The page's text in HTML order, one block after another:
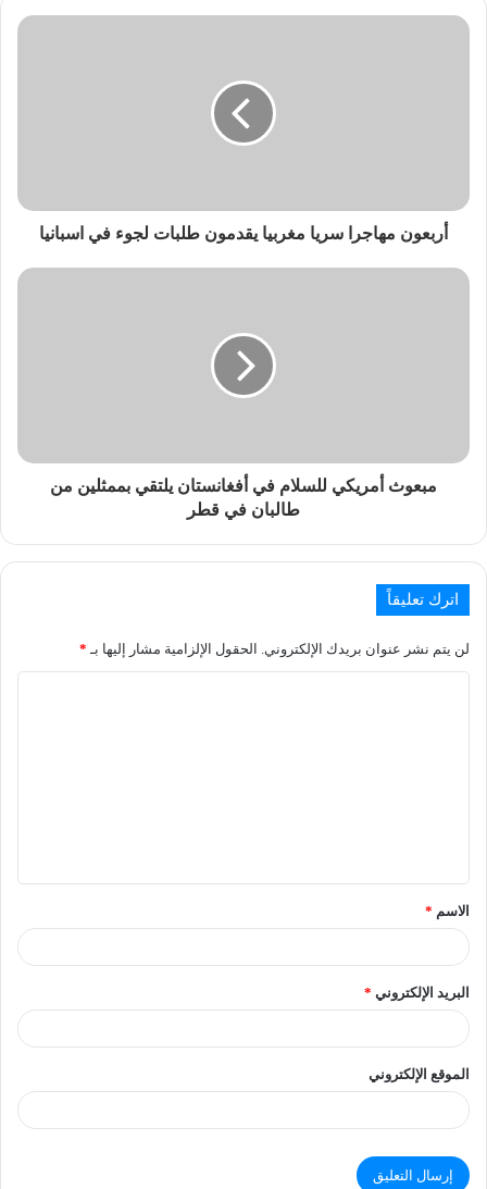
أربعون مهاجرا سريا مغربيا يقدمون طلبات لجوء في اسبانيا
مبعوث أمريكي للسلام في أفغانستان يلتقي بممثلين من
طالبان في قطر
اترك تعليقاً
لن يتم نشر عنوان بريدك الإلكتروني. الحقول الإلزامية مشار إليها بـ *
الاسم *
البريد الإلكتروني *
الموقع الإلكتروني